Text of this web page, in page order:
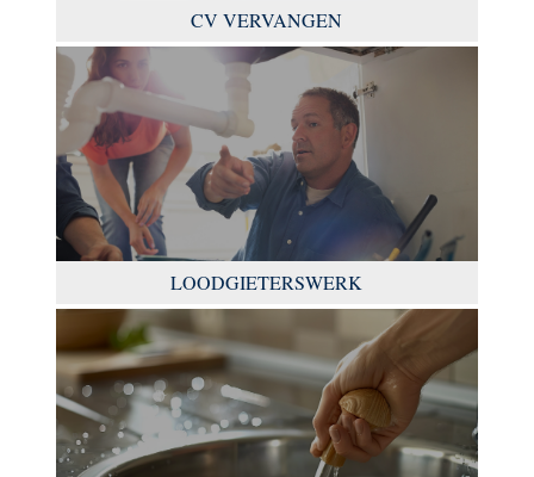
CV VERVANGEN
LOODGIETERSWERK